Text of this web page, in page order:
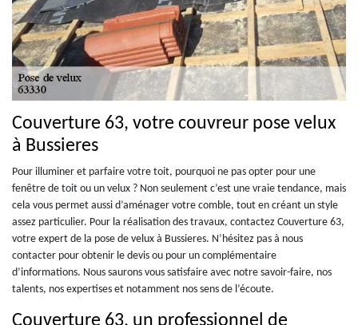
Couverture 63, votre couvreur pose velux
à Bussieres
Pour illuminer et parfaire votre toit, pourquoi ne pas opter pour une
fenêtre de toit ou un velux ? Non seulement c’est une vraie tendance, mais
cela vous permet aussi d’aménager votre comble, tout en créant un style
assez particulier. Pour la réalisation des travaux, contactez Couverture 63,
votre expert de la pose de velux à Bussieres. N’hésitez pas à nous
contacter pour obtenir le devis ou pour un complémentaire
d’informations. Nous saurons vous satisfaire avec notre savoir-faire, nos
talents, nos expertises et notamment nos sens de l’écoute.
Couverture 63, un professionnel de